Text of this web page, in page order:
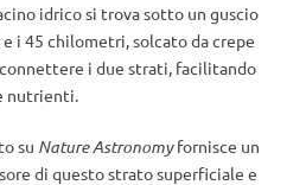
idrico si trova sotto un guscio
i 45 chilometri, solcato da crepe
i due strati, facilitando
nutrienti.
su Nature Astronomyfornisce un
di questo strato superficiale e